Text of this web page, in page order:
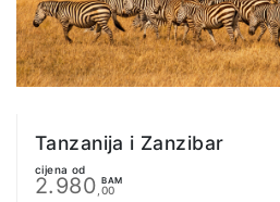
Tanzanija i Zanzibar
cijena od
2.980 BAM
,00